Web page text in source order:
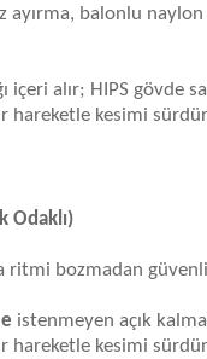
balonlu
içeri alır; HIPS
hareketle kesimi
Odaklı)
bozmadan güvenli
istenmeyen açık
hareketle kesimi